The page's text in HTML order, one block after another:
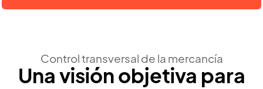
Control transversal de la mercancía
Una visión objetiva para